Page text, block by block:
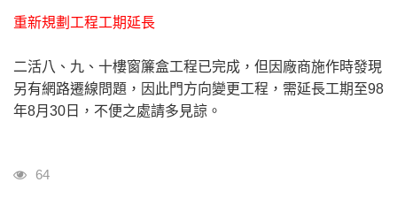
重新規劃工程工期延長
二活八、九、十樓窗簾盒工程已完成，但因廠商施作時發現
另有網路遷線問題，因此門方向變更工程，需延長工期至98
年8月30日，不便之處請多見諒。
瀏覽人次
64